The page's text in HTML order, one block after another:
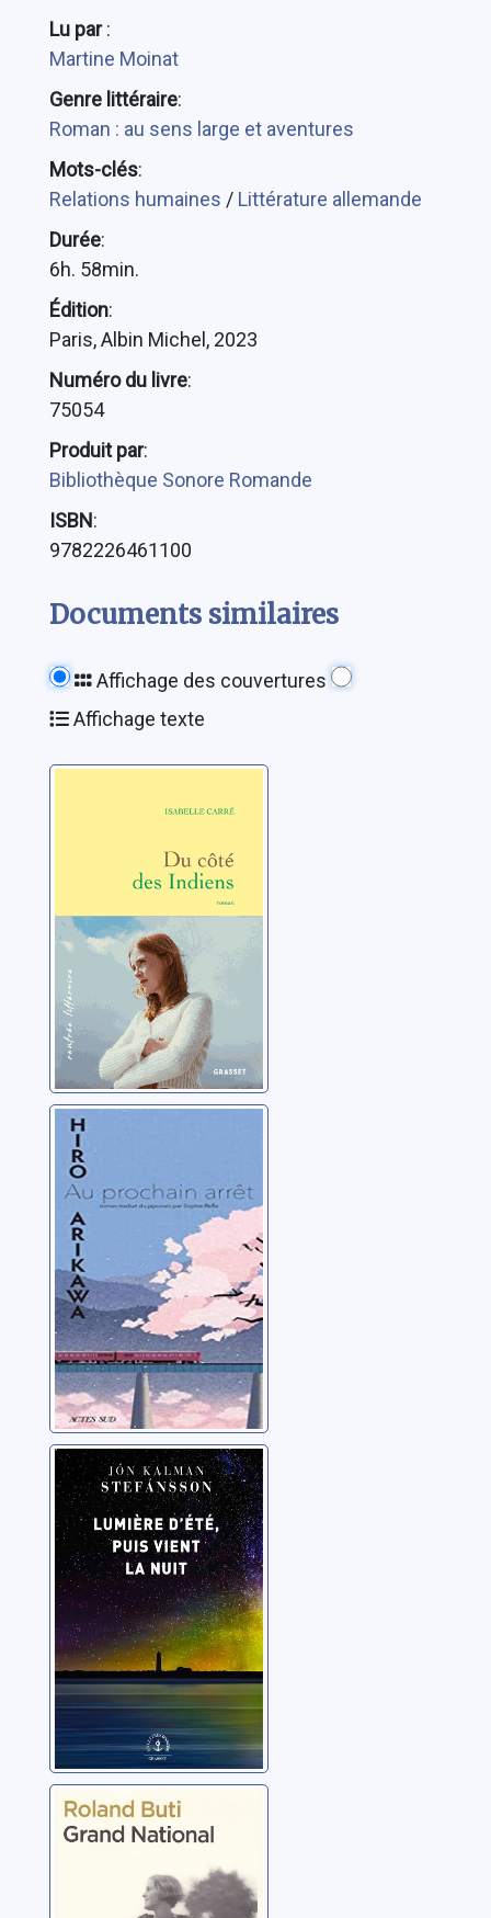
Lu par:
Martine Moinat
Genre littéraire:
Roman : au sens large et aventures
Mots-clés:
Relations humaines / Littérature allemande
Durée:
6h. 58min.
Édition:
Paris, Albin Michel, 2023
Numéro du livre:
75054
Produit par:
Bibliothèque Sonore Romande
ISBN:
9782226461100
Documents similaires
Affichage des couvertures
Affichage texte
Carré, Isabelle
Au prochain
arrêt
Arikawa, Hiro
Lumière d'été,
puis vient la nuit
Jón Kalman
Stefánsson
Grand National
Buti, Roland